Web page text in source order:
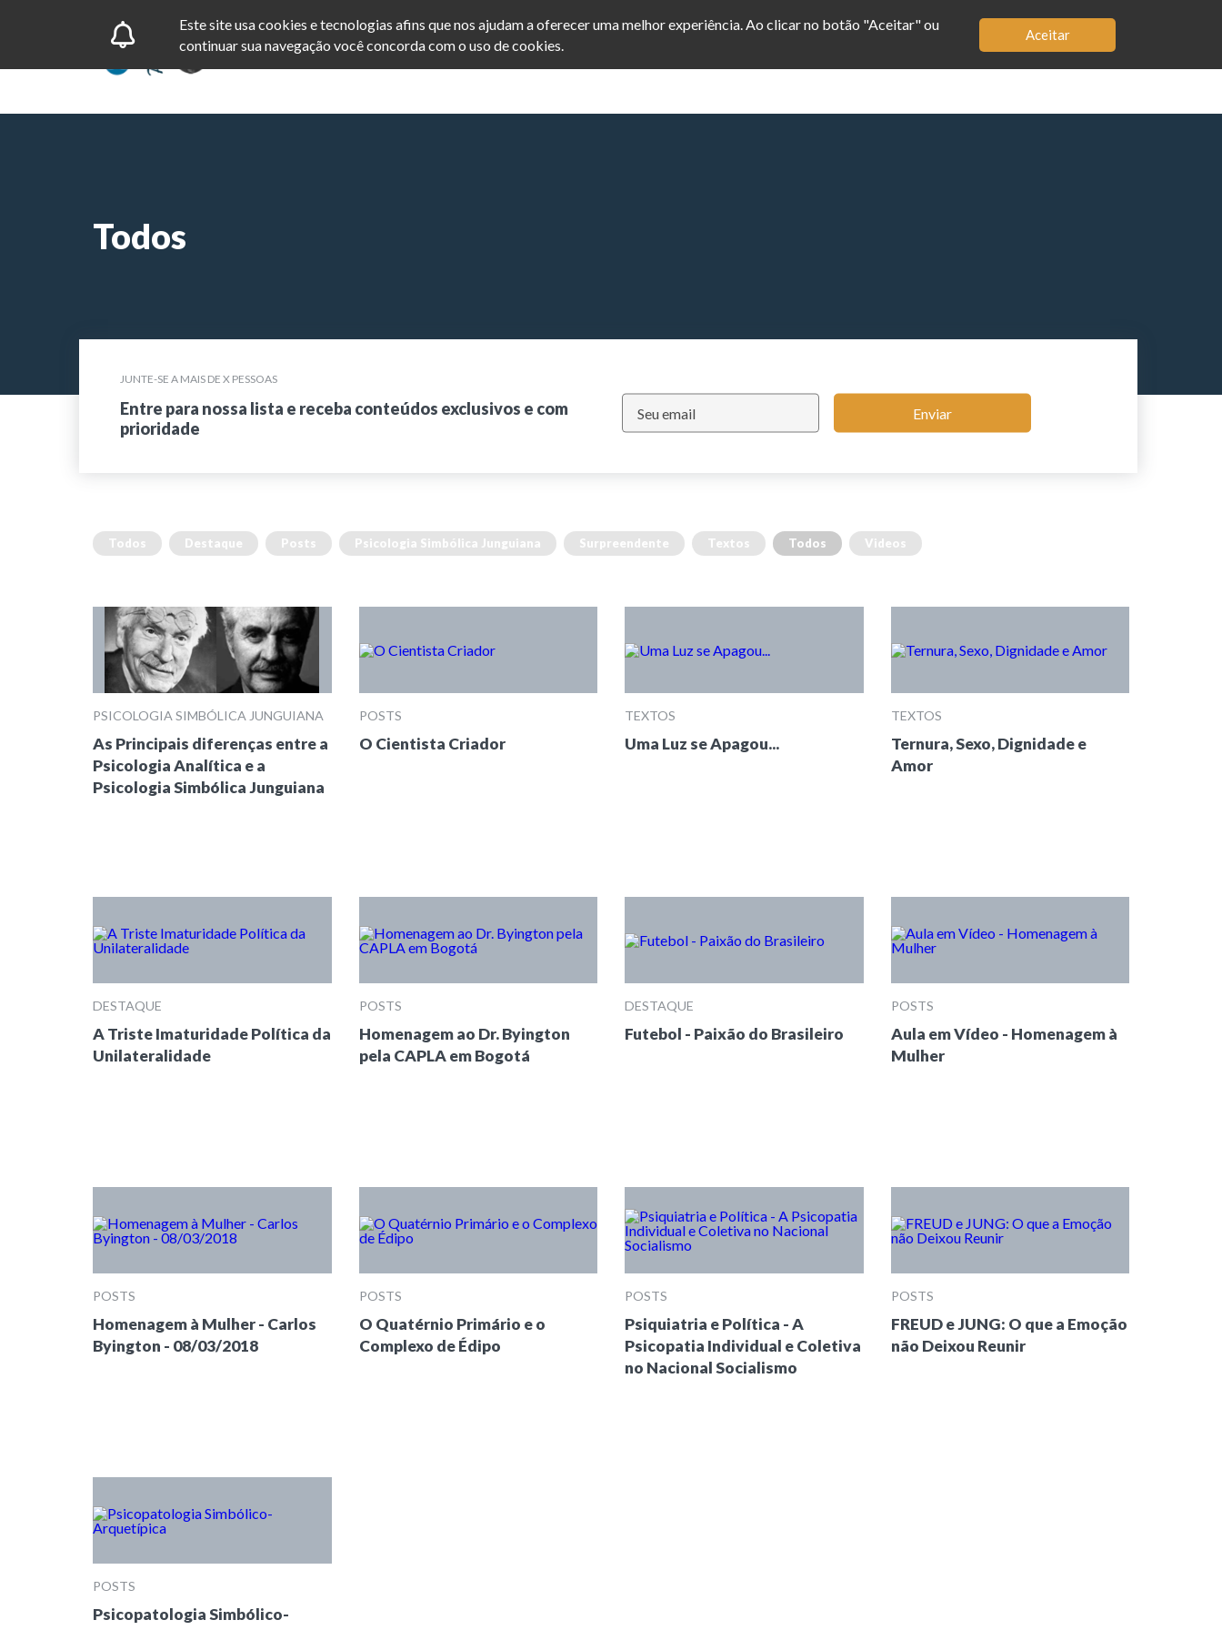
Este site usa cookies e tecnologias afins que nos ajudam a oferecer uma melhor experiência. Ao clicar no botão "Aceitar" ou
continuar sua navegação você concorda com o uso de cookies.
Aceitar
BIOGRAFIA
Todos
JUNTE-SE A MAIS DE X PESSOAS
Entre para nossa lista e receba conteúdos exclusivos e com
prioridade
Enviar
Todos Destaque Posts Psicologia Simbólica Junguiana Surpreendente Textos Todos Videos
PSICOLOGIA SIMBÓLICA JUNGUIANA
As Principais diferenças entre a
Psicologia Analítica e a
Psicologia Simbólica Junguiana
POSTS
O Cientista Criador
TEXTOS
Uma Luz se Apagou...
TEXTOS
Ternura, Sexo, Dignidade e
Amor
DESTAQUE
A Triste Imaturidade Política da
Unilateralidade
POSTS
Homenagem ao Dr. Byington
pela CAPLA em Bogotá
DESTAQUE
Futebol - Paixão do Brasileiro
POSTS
Aula em Vídeo - Homenagem à
Mulher
POSTS
Homenagem à Mulher - Carlos
Byington - 08/03/2018
POSTS
O Quatérnio Primário e o
Complexo de Édipo
POSTS
Psiquiatria e Política - A
Psicopatia Individual e Coletiva
no Nacional Socialismo
POSTS
FREUD e JUNG: O que a Emoção
não Deixou Reunir
POSTS
Psicopatologia Simbólico-